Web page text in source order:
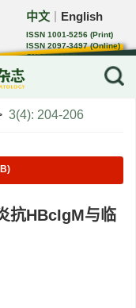
中文 English
ISSN 1001-5256 (Print)
ISSN 2097-3497 (Online)
CN 22-1108/R
3(4): 204-206
抗HBcIgM与临